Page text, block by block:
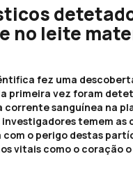
no leite
fez uma
primeira vez foram
corrente sanguínea na
temem as
com o perigo destas
vitais como o coração